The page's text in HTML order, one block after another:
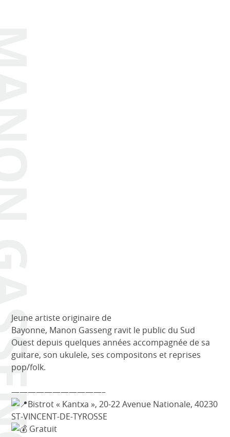
Jeune artiste originaire de
Bayonne, Manon Gasseng ravit le public du Sud
Ouest depuis quelques années accompagnée de sa
guitare, son ukulele, ses compositons et reprises
pop/folk.
———————————–
Bistrot « Kantxa », 20-22 Avenue Nationale, 40230
ST-VINCENT-DE-TYROSSE
Gratuit